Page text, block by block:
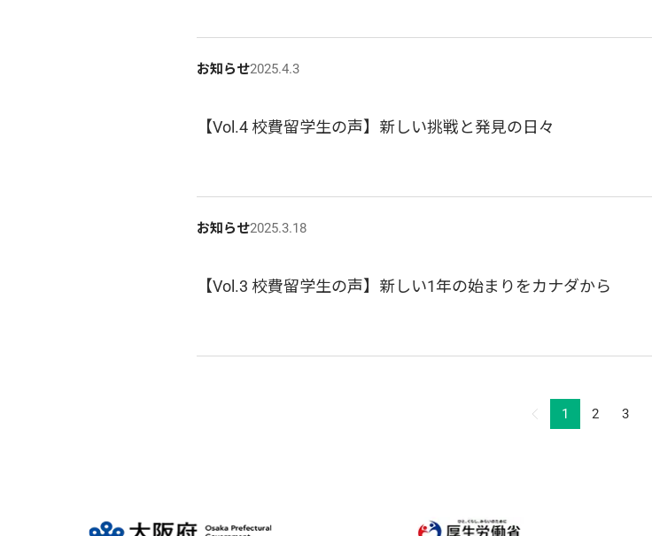
お知らせ2025.4.3
【Vol.4 校費留学生の声】新しい挑戦と発見の日々
お知らせ2025.3.18
【Vol.3 校費留学生の声】新しい1年の始まりをカナダから
1 2 3